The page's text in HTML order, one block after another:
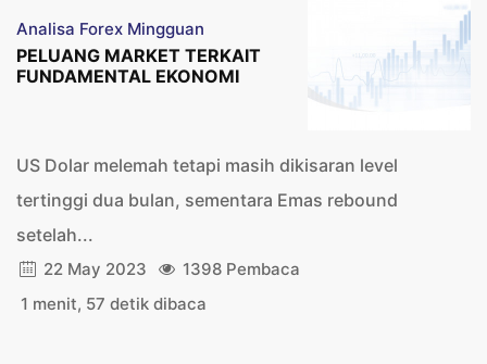
Analisa Forex Mingguan
PELUANG MARKET TERKAIT
FUNDAMENTAL EKONOMI
US Dolar melemah tetapi masih dikisaran level
tertinggi dua bulan, sementara Emas rebound
setelah...
22 May 2023
1398 Pembaca
1 menit, 57 detik dibaca